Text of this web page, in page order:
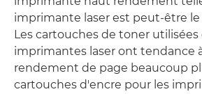
imprimante laser est peut-être
Les cartouches de toner utilisées
imprimantes laser ont tendance
rendement de page beaucoup
cartouches d'encre pour les